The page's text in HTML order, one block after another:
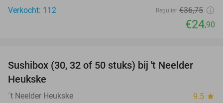
Verkocht: 112
Regulier €36,75
€24,90
34%
Sushibox (30, 32 of 50 stuks) bij 't Neelder
Heukske
´t Neelder Heukske 9.5 star